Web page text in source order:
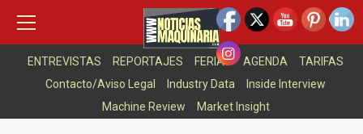
contenido
7 agosto, 2026
ASOCIACIONES
ARTICULOS DESTACADOS
ENTREVISTAS
REPORTAJES FERIAS AGENDA
TARIFAS
Contacto/Aviso Legal
Industry Data
Inside Interview
Machine Review
Market Insight
principal